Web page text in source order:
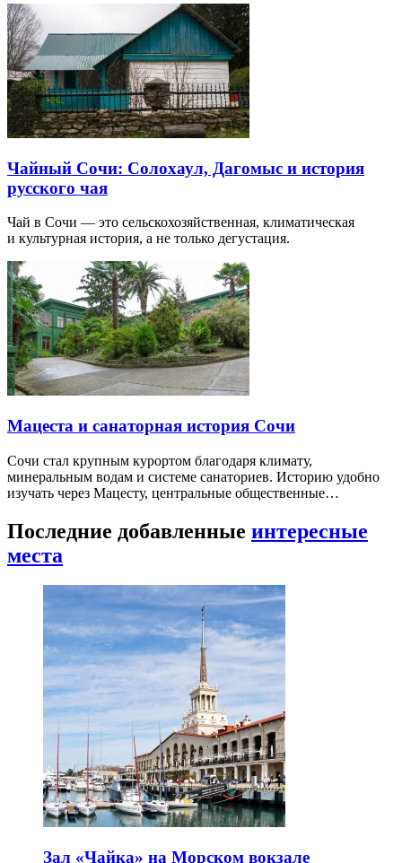
Чайный Сочи: Солохаул, Дагомыс и история
русского чая
Чай в Сочи — это сельскохозяйственная, климатическая
и культурная история, а не только дегустация.
Мацеста и санаторная история Сочи
Сочи стал крупным курортом благодаря климату,
минеральным водам и системе санаториев. Историю удобно
изучать через Мацесту, центральные общественные…
Последние добавленные интересные
места
Зал «Чайка» на Морском вокзале